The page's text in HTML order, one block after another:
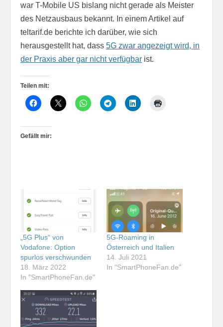
war T-Mobile US bislang nicht gerade als Meister
des Netzausbaus bekannt. In einem Artikel auf
teltarif.de berichte ich darüber, wie sich
herausgestellt hat, dass 5G zwar angezeigt wird, in
der Praxis aber gar nicht verfügbar ist.
Teilen mit:
Gefällt mir:
„5G Plus“ von
Vodafone: Option
spurlos verschwunden
18. März 2022
In "SmartPhoneFan.de"
5G-Roaming in
Österreich und Italien
14. Juli 2021
In "SmartPhoneFan.de"